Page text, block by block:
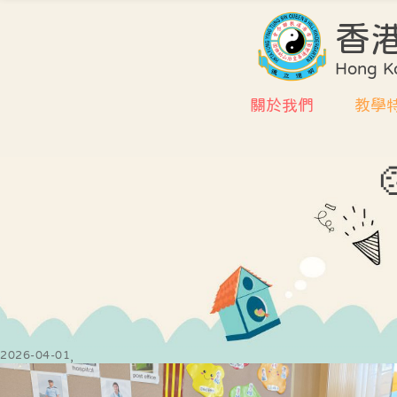
香
Hong
關於我們
環境及設施
行政架構
教師編制
教學
課
評估
協作
質素
式學
2026-04-01